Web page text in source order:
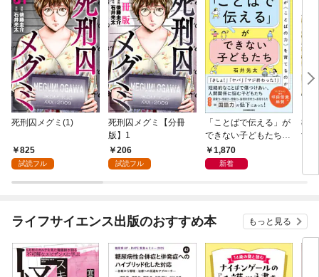
死刑囚メグミ(1)
825
試読フル
死刑囚メグミ【分冊
版】1
206
試読フル
「ことばで伝える」が
できない子どもたち
誰が〈ことばの力〉を
育てるのか
1,870
新着
教
す
ライフサイエンス出版のおすすめ本 もっと見る